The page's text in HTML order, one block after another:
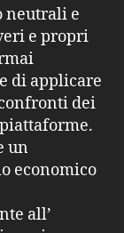
neutrali e
e propri
di applicare
dei
un
economico
all’